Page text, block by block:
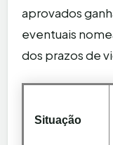
aprovados
eventuais
dos prazos de
Situação